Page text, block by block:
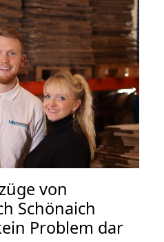
von
Schönaich
Problem dar